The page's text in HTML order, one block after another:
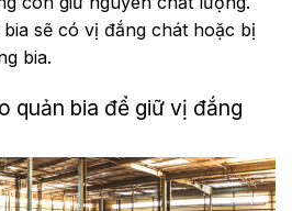
sẽ có vị đắng chát hoặc bị
bia.
quản bia để giữ vị đắng